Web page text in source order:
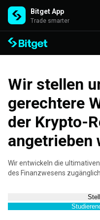
Bitget App
Trade smarter
Wir stellen
gerechtere
der Krypto-
angetrieben
Wir entwickeln die
des Finanzwesens